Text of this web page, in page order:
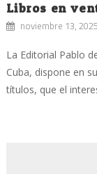
Libros en
noviembre 13, 2025
La Editorial Pablo
Cuba, dispone en
títulos, que el